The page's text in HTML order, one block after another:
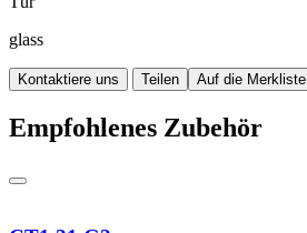
glass
Kontaktiere uns Teilen Auf die Merkliste
Empfohlenes Zubehör